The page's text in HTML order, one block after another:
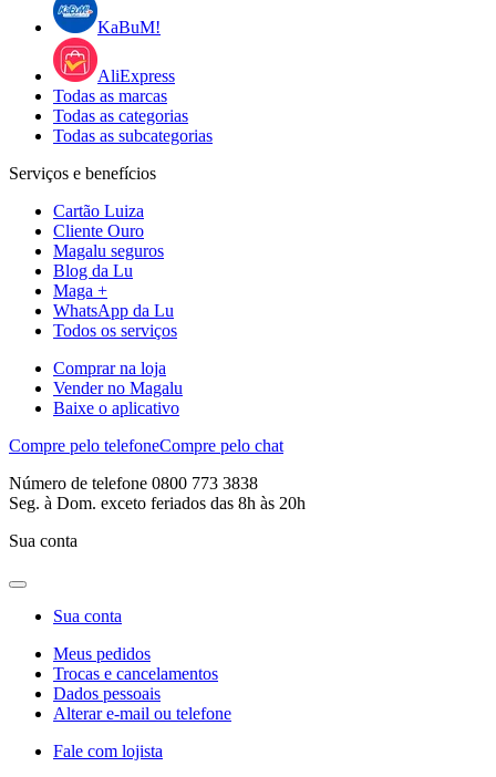
KaBuM!
AliExpress
Todas as marcas
Todas as categorias
Todas as subcategorias
Serviços e benefícios
Cartão Luiza
Cliente Ouro
Magalu seguros
Blog da Lu
Maga +
WhatsApp da Lu
Todos os serviços
Comprar na loja
Vender no Magalu
Baixe o aplicativo
Compre pelo telefoneCompre pelo chat
Número de telefone 0800 773 3838
Seg. à Dom. exceto feriados das 8h às 20h
Sua conta
Sua conta
Meus pedidos
Trocas e cancelamentos
Dados pessoais
Alterar e-mail ou telefone
Fale com lojista